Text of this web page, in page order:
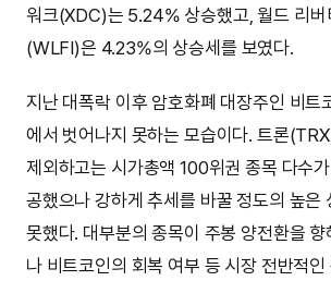
워크(XDC)는 5.24% 상승했고, 월드 리버
(WLFI)은 4.23%의 상승세를 보였다.
지난 대폭락 이후 암호화폐 대장주인 비
에서 벗어나지 못하는 모습이다. 트론
제외하고는 시가총액 100위권 종목 다수
공했으나 강하게 추세를 바꿀 정도의 높은
못했다. 대부분의 종목이 주봉 양전환을
나 비트코인의 회복 여부 등 시장 전반적